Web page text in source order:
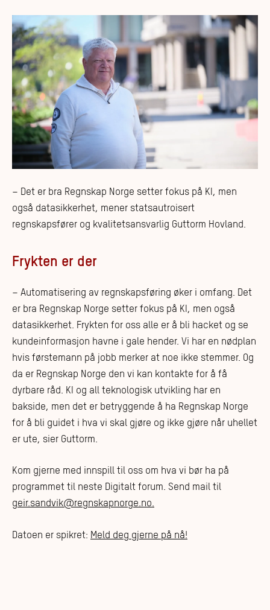
– Det er bra Regnskap Norge setter fokus på KI, men
også datasikkerhet, mener statsautroisert
regnskapsfører og kvalitetsansvarlig Guttorm Hovland.
Frykten er der
– Automatisering av regnskapsføring øker i omfang. Det
er bra Regnskap Norge setter fokus på KI, men også
datasikkerhet. Frykten for oss alle er å bli hacket og se
kundeinformasjon havne i gale hender. Vi har en nødplan
hvis førstemann på jobb merker at noe ikke stemmer. Og
da er Regnskap Norge den vi kan kontakte for å få
dyrbare råd. KI og all teknologisk utvikling har en
bakside, men det er betryggende å ha Regnskap Norge
for å bli guidet i hva vi skal gjøre og ikke gjøre når uhellet
er ute, sier Guttorm.
Kom gjerne med innspill til oss om hva vi bør ha på
programmet til neste Digitalt forum. Send mail til
geir.sandvik@regnskapnorge.no.
Datoen er spikret: Meld deg gjerne på nå!